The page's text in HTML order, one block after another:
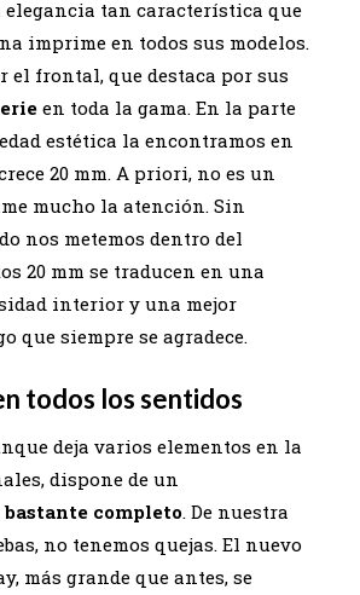
elegancia tan característica que
imprime en todos sus modelos.
el frontal, que destaca por sus
en toda la gama. En la parte
estética la encontramos en
20 mm. A priori, no es un
mucho la atención. Sin
nos metemos dentro del
20 mm se traducen en una
interior y una mejor
que siempre se agradece.
todos los sentidos
deja varios elementos en la
dispone de un
completo. De nuestra
no tenemos quejas. El nuevo
más grande que antes, se